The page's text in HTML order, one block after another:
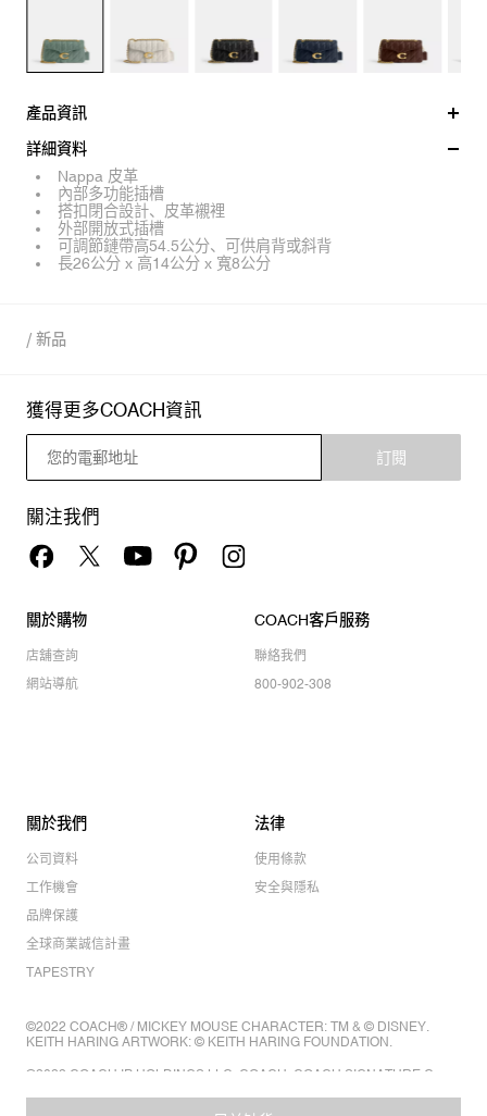
產品資訊
詳細資料
Nappa 皮革
內部多功能插槽
搭扣閉合設計、皮革襯裡
外部開放式插槽
可調節鏈帶高54.5公分、可供肩背或斜背
長26公分 x 高14公分 x 寬8公分
/ 新品
獲得更多COACH資訊
訂閱
關注我們
關於購物
店舖查詢
網站導航
COACH客戶服務
聯絡我們
800-902-308
關於我們
公司資料
工作機會
品牌保護
全球商業誠信計畫
TAPESTRY
法律
使用條款
安全與隱私
©2022 COACH® / MICKEY MOUSE CHARACTER: TM & © DISNEY.
KEITH HARING ARTWORK: © KEITH HARING FOUNDATION.
©2022 COACH IP HOLDINGS LLC. COACH, COACH SIGNATURE C